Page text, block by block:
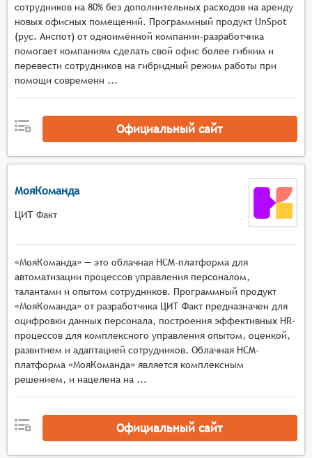
функционал резервирования помещений с
указанием временного интервала
использования,
механизм уведомления пользователей о
статусе бронирования (подтверждение,
помещения (свободно, занято,
зарезервировано).
сотрудников на 80% без дополнительных расходов на аренду
новых офисных помещений. Программный продукт UnSpot
(рус. Анспот) от одноимённой компании-разработчика
помогает компаниям сделать свой офис более гибким и
перевести сотрудников на гибридный режим работы при
помощи современн ...
Официальный сайт
МояКоманда
ЦИТ Факт
«МояКоманда» — это облачная HCM-платформа для
автоматизации процессов управления персоналом,
талантами и опытом сотрудников. Программный продукт
«МояКоманда» от разработчика ЦИТ Факт предназначен для
оцифровки данных персонала, построения эффективных HR-
процессов для комплексного управления опытом, оценкой,
развитием и адаптацией сотрудников. Облачная HCM-
платформа «МояКоманда» является комплексным
решением, и нацелена на ...
Официальный сайт